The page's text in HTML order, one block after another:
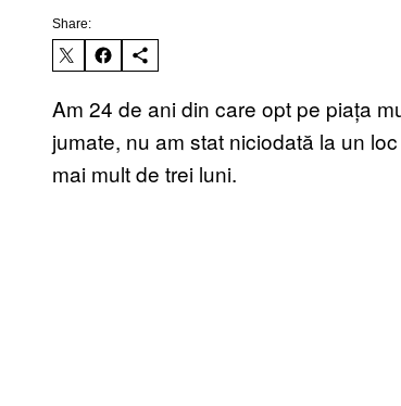
Share:
Am 24 de ani din care opt pe piața
jumate, nu am stat niciodată la un
mai mult de trei luni.